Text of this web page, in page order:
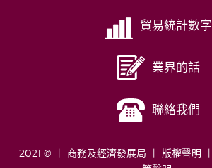
貿易統計數字
業界的話
聯絡我們
2021 © 商務及經濟發展局 版權聲明